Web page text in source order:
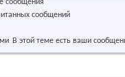
сообщения
сообщений
В этой теме есть ваши